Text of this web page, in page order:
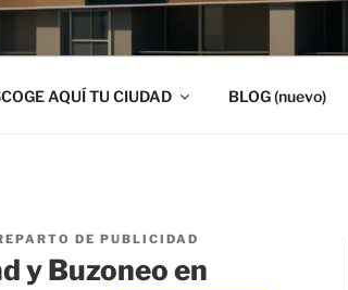
AQUÍ TU CIUDAD BLOG (nuevo)
DE PUBLICIDAD
y Buzoneo en